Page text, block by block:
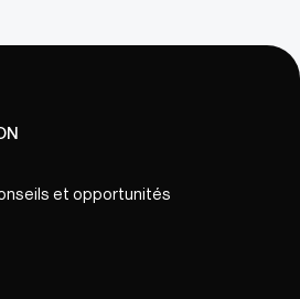
et opportunités